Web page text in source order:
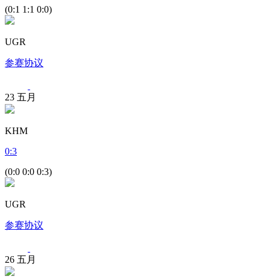
(0:1 1:1 0:0)
UGR
参赛协议
23 五月
KHM
0:3
(0:0 0:0 0:3)
UGR
参赛协议
26 五月